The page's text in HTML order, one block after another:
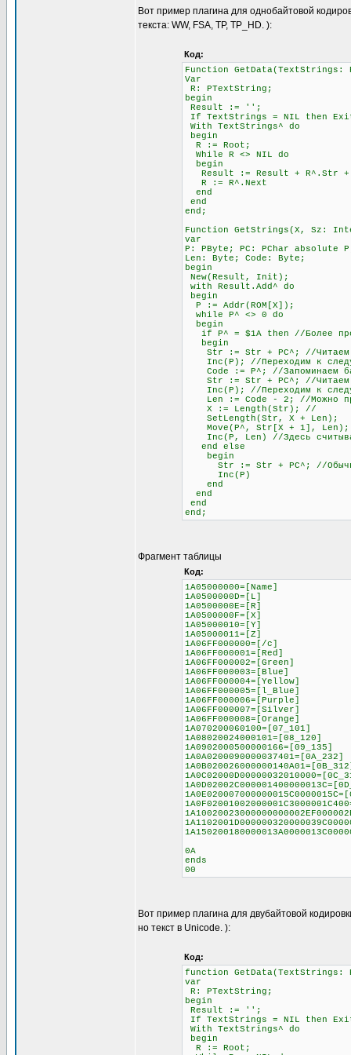
Вот пример плагина для однобайтовой
текста: WW, FSA, TP, TP_HD. ):
Код:
Function
Var
R: PTextString;
begin
Result := '';
If TextStrings = NIL then
With TextStrings^ do
begin
R := Root;
While R <> NIL do
begin
Result := Result + R^.Str +
R := R^.Next
end
end
end;
Function GetStrings(X, Sz:
var
P: PByte; PC: PChar absolute
Len: Byte; Code: Byte;
begin
New(Result, Init);
with Result.Add^ do
begin
P := Addr(ROM[X]);
while P^ <> 0 do
begin
if P^ = $1A then //Более
begin
Str := Str + PC^; //Читаем
Inc(P); //Переходим к
Code := P^; //Запоминаем
Str := Str + PC^; //Читаем
Inc(P); //Переходим к
Len := Code - 2; //Можно
X := Length(Str); //
SetLength(Str, X +
Move(P^, Str[X + 1],
Inc(P, Len) //Здесь
end else
begin
Str := Str + PC^; //Обычное
Inc(P)
end
end
end
end;
Фрагмент таблицы
Код:
1A05000000=[Name]
1A0500000D=[L]
1A0500000E=[R]
1A0500000F=[X]
1A05000010=[Y]
1A05000011=[Z]
1A06FF000000=[/c]
1A06FF000001=[Red]
1A06FF000002=[Green]
1A06FF000003=[Blue]
1A06FF000004=[Yellow]
1A06FF000005=[l_Blue]
1A06FF000006=[Purple]
1A06FF000007=[Silver]
1A06FF000008=[Orange]
1A070200060100=[07_101]
1A08020024000101=[08_120]
1A0902000500000166=[09_135]
1A0A0200090000037401=[0A_232]
0A
ends
00
Вот пример плагина для двубайтовой
но текст в Unicode. ):
Код:
function
var
R: PTextString;
begin
Result := '';
If TextStrings = NIL then
With TextStrings^ do
begin
R := Root;